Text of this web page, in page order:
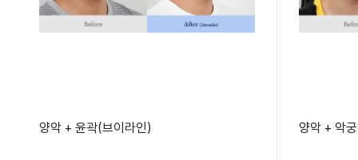
양악 + 윤곽(브이라인) 양악 + 악